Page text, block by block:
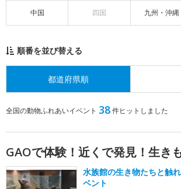
中国 四国 九州・沖縄
順番を並び替える
都道府県順
全国の動物ふれあいイベント 38件ヒットしました
GAOで体験！近くで発見！生き
水族館の生き物たちと触
ベント